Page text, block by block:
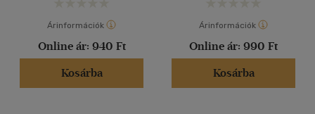
Árinformációk
Online ár: 940 Ft
Kosárba
Árinformációk
Online ár: 990 Ft
Kosárba